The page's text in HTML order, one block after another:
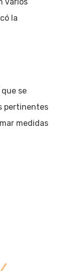
la
se
pertinentes
medidas